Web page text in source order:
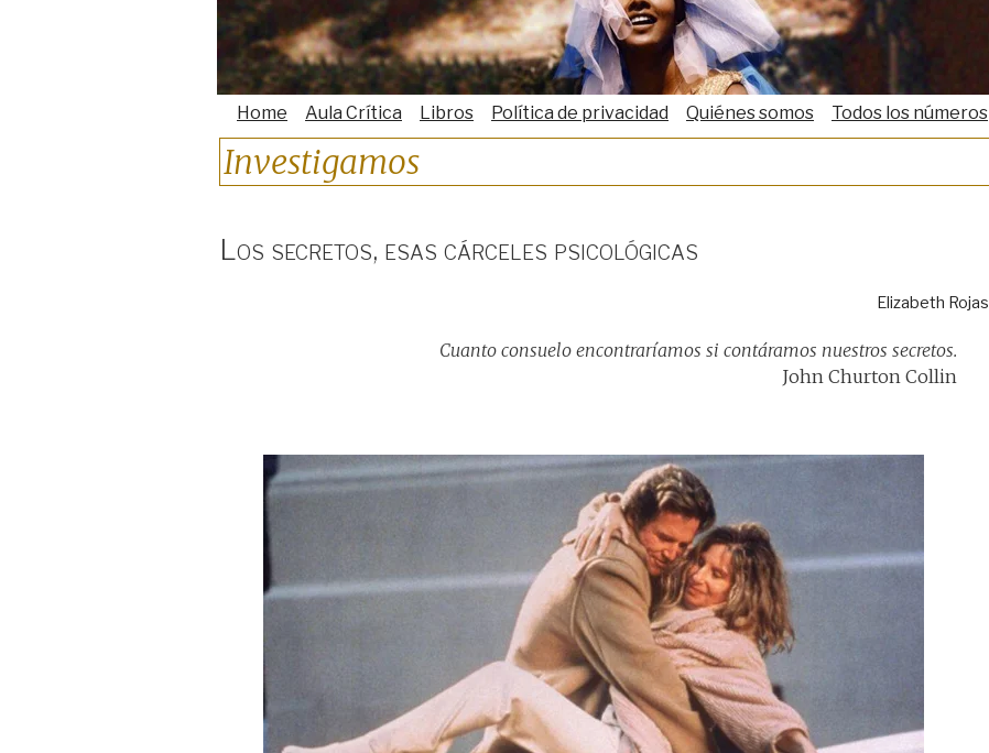
Home Aula Crítica Libros Política de privacidad Quiénes somos Todos los números
Investigamos
Los secretos, esas cárceles psicológicas
Elizabeth Rojas
Cuanto consuelo encontraríamos si contáramos nuestros secretos.
John Churton Collin